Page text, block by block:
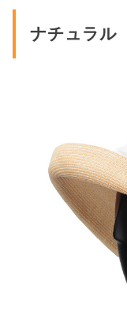
ナチュラル